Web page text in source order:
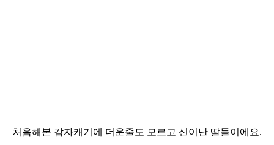
처음해본 감자캐기에 더운줄도 모르고 신이난 딸들이에요.